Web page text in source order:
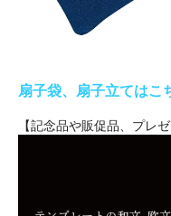
扇子袋、扇子立てはこ
【記念品や販促品、プレ